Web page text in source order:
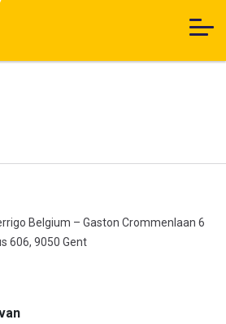
Belgium – Gaston Crommenlaan 6
606, 9050 Gent